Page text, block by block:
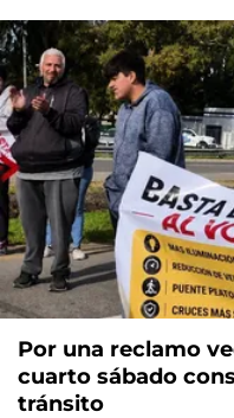
Por una reclamo
cuarto sábado
tránsito